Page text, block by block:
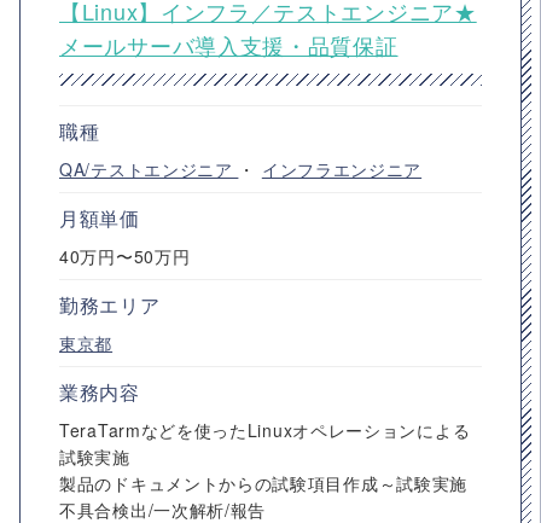
【Linux】インフラ／テストエンジニア★
メールサーバ導入支援・品質保証
職種
QA/テストエンジニア ・ インフラエンジニア
月額単価
40万円〜50万円
勤務エリア
東京都
業務内容
TeraTarmなどを使ったLinuxオペレーションによる
試験実施
製品のドキュメントからの試験項目作成～試験実施
不具合検出/一次解析/報告